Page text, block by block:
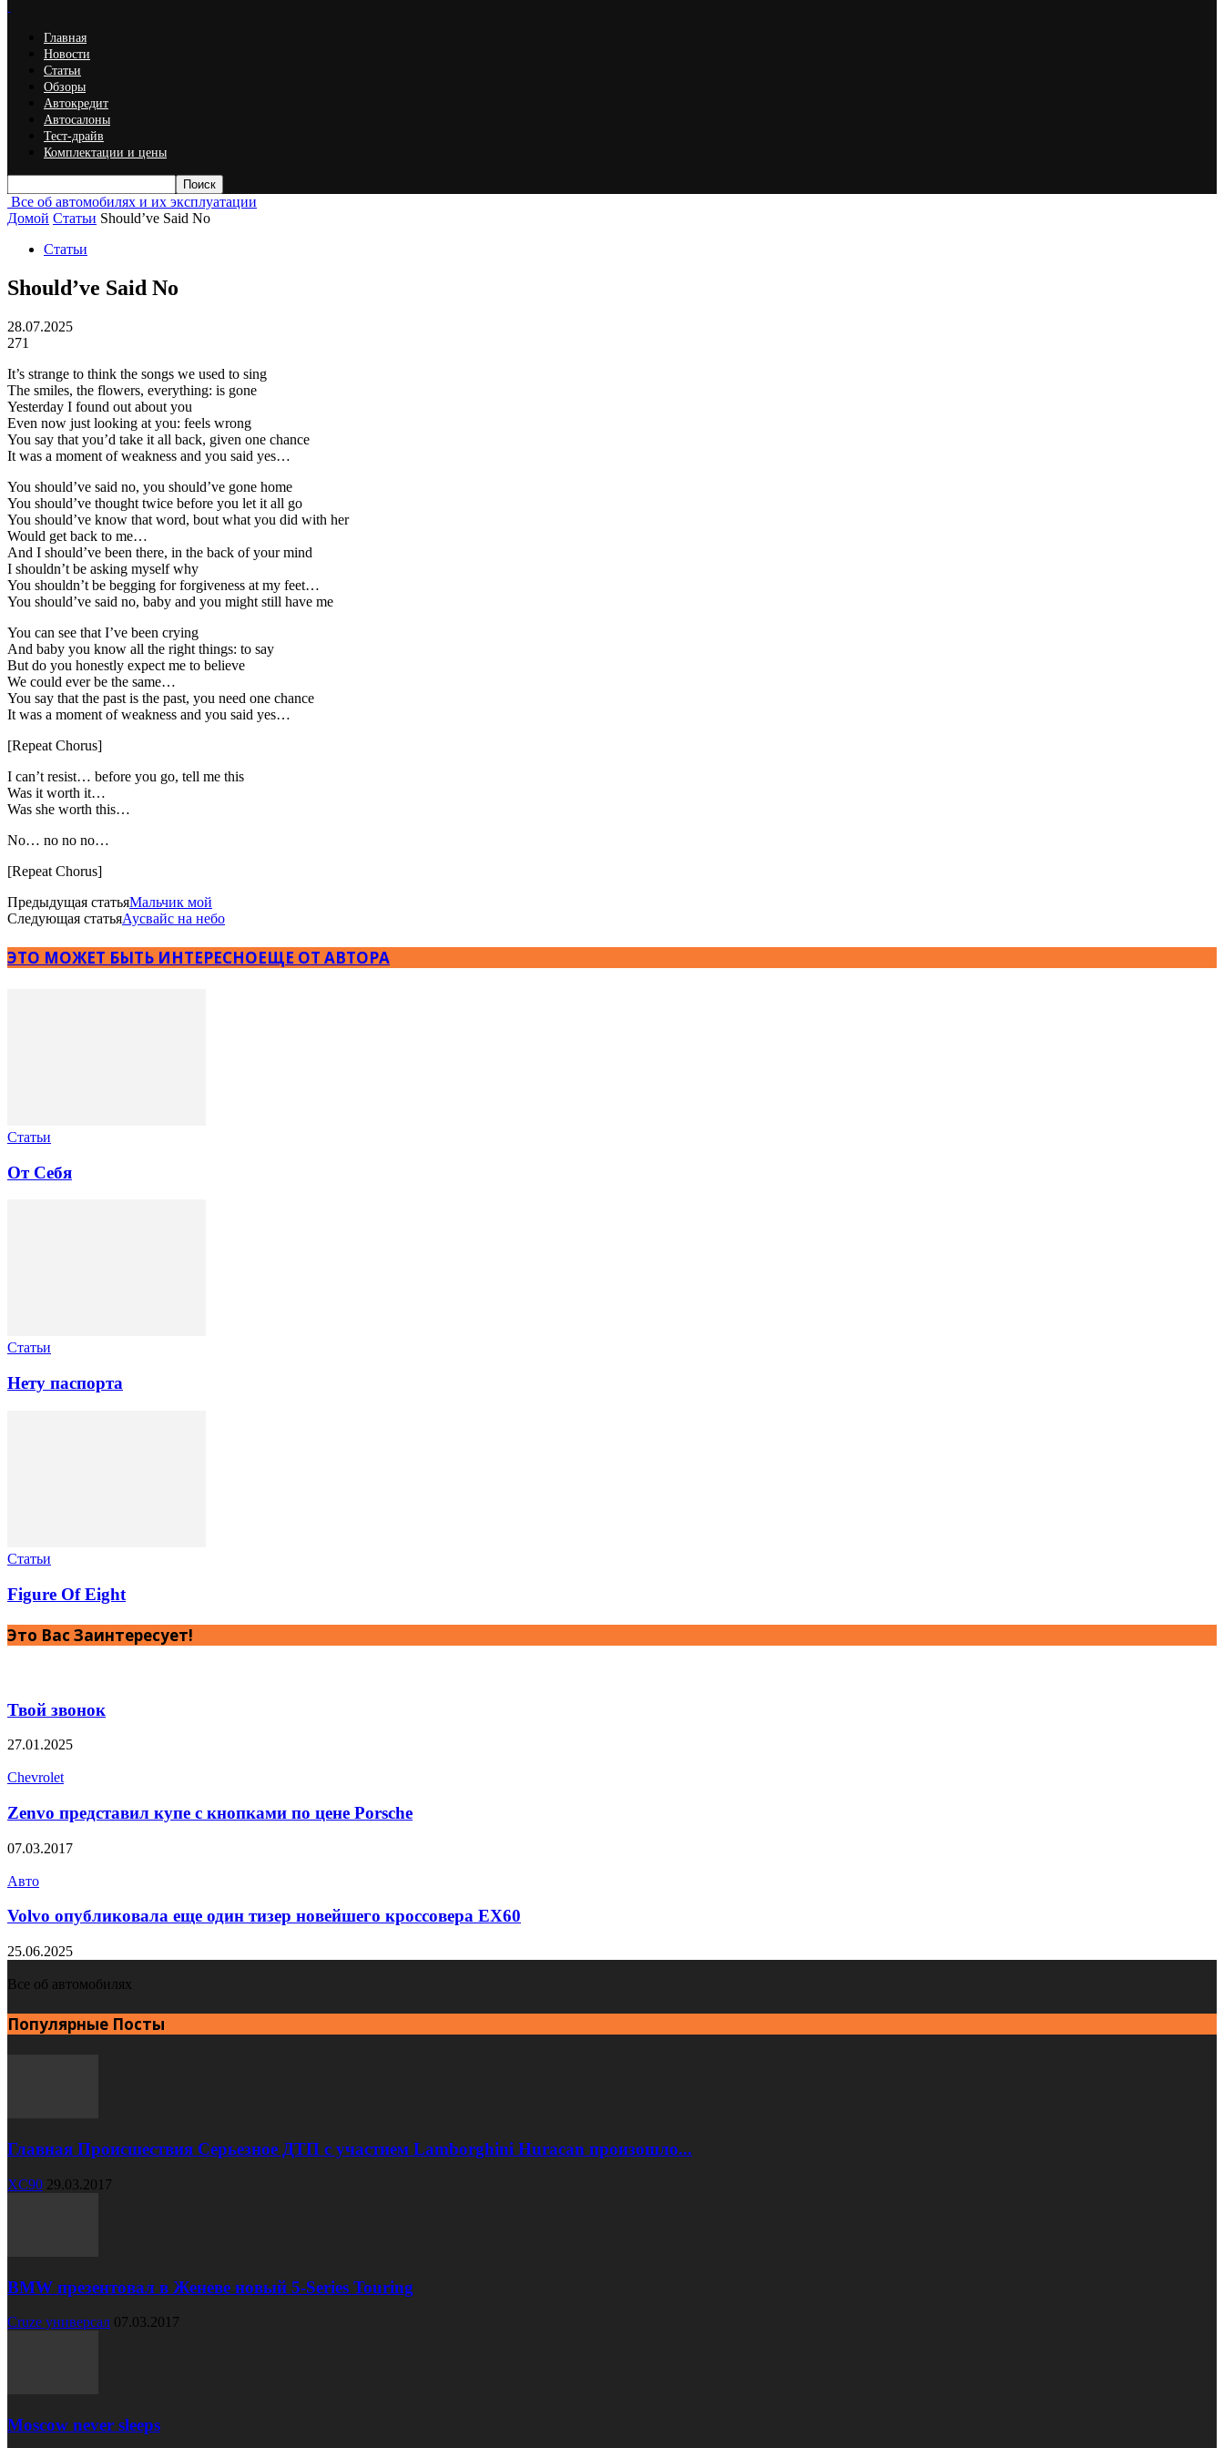
Главная
Новости
Статьи
Обзоры
Автокредит
Автосалоны
Тест-драйв
Комплектации и цены
Все об автомобилях и их эксплуатации
Домой Статьи Should’ve Said No
Статьи
Should’ve Said No
28.07.2025
271
It’s strange to think the songs we used to sing
The smiles, the flowers, everything: is gone
Yesterday I found out about you
Even now just looking at you: feels wrong
You say that you’d take it all back, given one chance
It was a moment of weakness and you said yes…
You should’ve said no, you should’ve gone home
You should’ve thought twice before you let it all go
You should’ve know that word, bout what you did with her
Would get back to me…
And I should’ve been there, in the back of your mind
I shouldn’t be asking myself why
You shouldn’t be begging for forgiveness at my feet…
You should’ve said no, baby and you might still have me
You can see that I’ve been crying
And baby you know all the right things: to say
But do you honestly expect me to believe
We could ever be the same…
You say that the past is the past, you need one chance
It was a moment of weakness and you said yes…
[Repeat Chorus]
I can’t resist… before you go, tell me this
Was it worth it…
Was she worth this…
No… no no no…
[Repeat Chorus]
Предыдущая статьяМальчик мой
Следующая статьяАусвайс на небо
ЭТО МОЖЕТ БЫТЬ ИНТЕРЕСНОЕЩЕ ОТ АВТОРА
Статьи
От Себя
Статьи
Нету паспорта
Статьи
Figure Of Eight
Это Вас Заинтересует!
Твой звонок
27.01.2025
Chevrolet
Zenvo представил купе с кнопками по цене Porsche
07.03.2017
Авто
Volvo опубликовала еще один тизер новейшего кроссовера EX60
25.06.2025
Все об автомобилях
Популярные Посты
Главная Происшествия Серьезное ДТП с участием Lamborghini Huracan произошло...
XC90 29.03.2017
BMW презентовал в Женеве новый 5-Series Touring
Cruze универсал 07.03.2017
Moscow never sleeps